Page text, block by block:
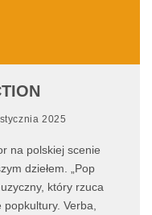
2025
na polskiej scenie
dziełem. „Pop
który rzuca
Verba,